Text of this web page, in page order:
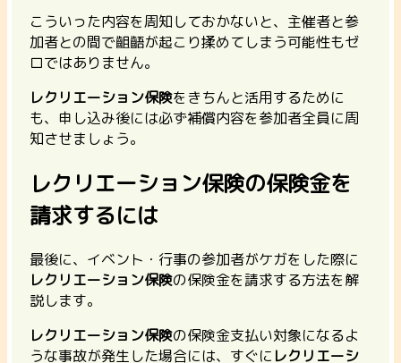
こういった内容を周知しておかないと、主催者と参
加者との間で齟齬が起こり揉めてしまう可能性もゼ
ロではありません。
レクリエーション保険をきちんと活用するために
も、申し込み後には必ず補償内容を参加者全員に周
知させましょう。
レクリエーション保険の保険金を
請求するには
最後に、イベント・行事の参加者がケガをした際に
レクリエーション保険の保険金を請求する方法を解
説します。
レクリエーション保険の保険金支払い対象になるよ
うな事故が発生した場合には、すぐに レクリエーシ